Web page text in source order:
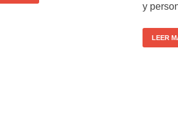
y
LEER